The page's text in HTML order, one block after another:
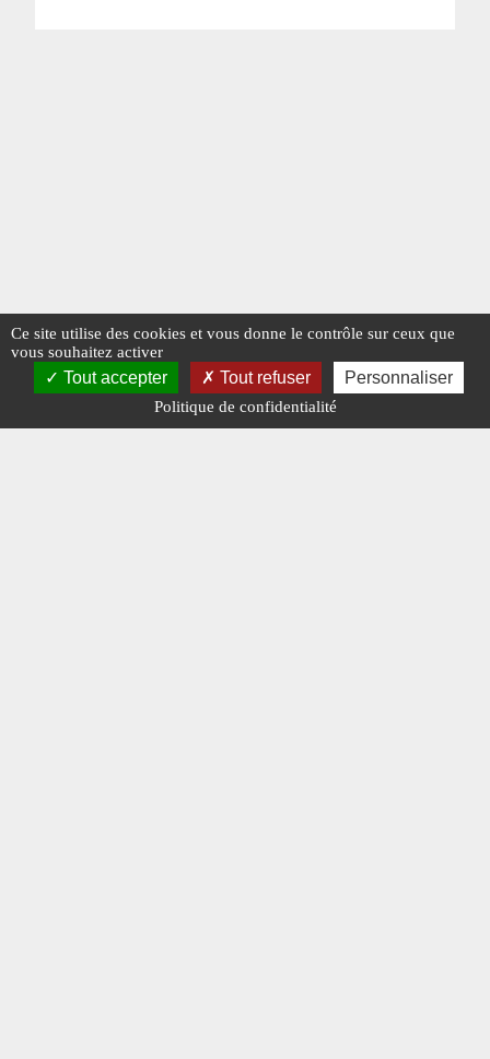
Ce site utilise des cookies et vous donne le contrôle sur ceux que
vous souhaitez activer
Tout accepter Tout refuser Personnaliser
Politique de confidentialité